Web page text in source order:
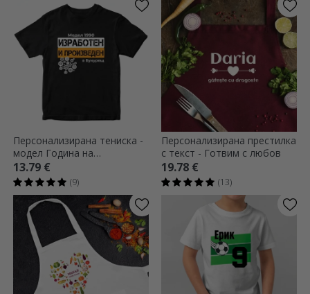
Персонализирана тениска -
модел Година на
производство
13.79 €
(9)
Персонализирана престилка
с текст - Готвим с любов
19.78 €
(13)